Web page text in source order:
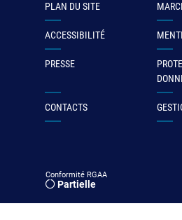
PLAN DU SITE
ACCESSIBILITÉ
PRESSE
CONTACTS
Conformité RGAA
Partielle